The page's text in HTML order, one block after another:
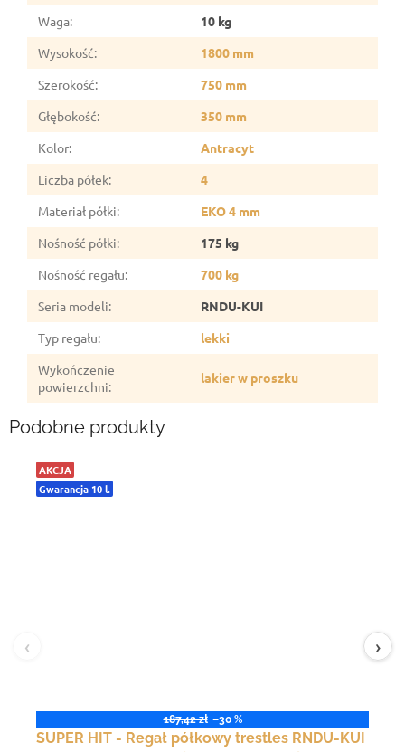
Waga:
10 kg
Wysokość:
1800 mm
Szerokość:
750 mm
Głębokość:
350 mm
Kolor:
Antracyt
Liczba półek:
4
Materiał półki:
EKO 4 mm
Nośność półki:
175 kg
Nośność regału:
700 kg
Seria modeli:
RNDU-KUI
Typ regału:
lekki
Wykończenie
powierzchni:
lakier w proszku
Podobne produkty
AKCJA
Gwarancja 10 l.
187,42 zł –30 %
SUPER HIT - Regał półkowy trestles RNDU-KUI
‹ ›